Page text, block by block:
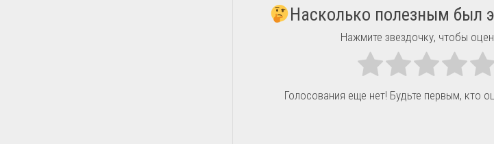
Насколько полезным был
Нажмите звездочку, чтобы
Голосования еще нет! Будьте первым, кто